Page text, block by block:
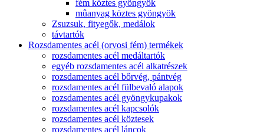
fém köztes gyöngyök
mûanyag köztes gyöngyök
Zsuzsuk, fityegők, medálok
távtartók
Rozsdamentes acél (orvosi fém) termékek
rozsdamentes acél medáltartók
egyéb rozsdamentes acél alkatrészek
rozsdamentes acél bőrvég, pántvég
rozsdamentes acél fülbevaló alapok
rozsdamentes acél gyöngykupakok
rozsdamentes acél kapcsolók
rozsdamentes acél köztesek
rozsdamentes acél láncok